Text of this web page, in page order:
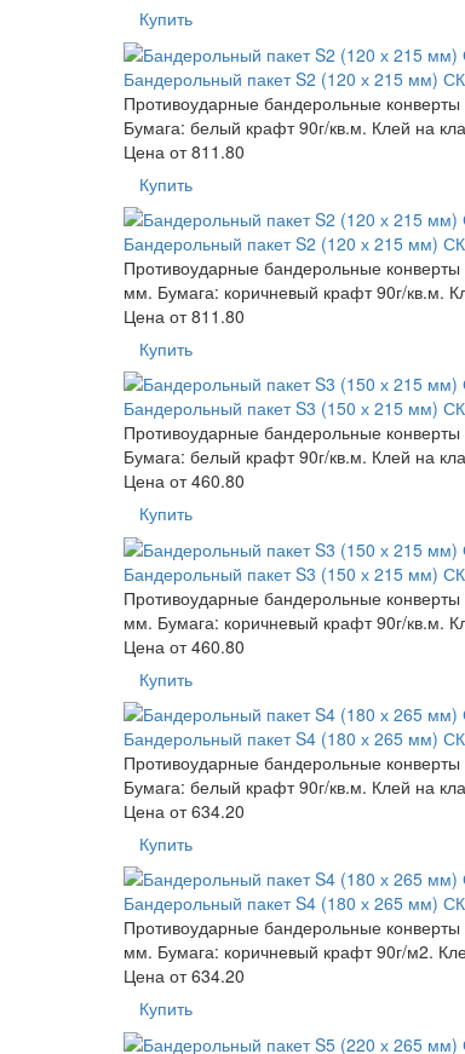
Купить
Бандерольный пакет S2 (120 х 215 мм)
Противоударные бандерольные
Бумага: белый крафт 90г/кв.м. Клей на
Цена от811.80
Купить
Бандерольный пакет S2 (120 х 215 мм)
Противоударные бандерольные
мм. Бумага: коричневый крафт 90г/кв.м.
Цена от811.80
Купить
Бандерольный пакет S3 (150 х 215 мм)
Противоударные бандерольные
Бумага: белый крафт 90г/кв.м. Клей на
Цена от460.80
Купить
Бандерольный пакет S3 (150 х 215 мм)
Противоударные бандерольные
мм. Бумага: коричневый крафт 90г/кв.м.
Цена от460.80
Купить
Бандерольный пакет S4 (180 х 265 мм)
Противоударные бандерольные
Бумага: белый крафт 90г/кв.м. Клей на
Цена от634.20
Купить
Бандерольный пакет S4 (180 х 265 мм)
Противоударные бандерольные
мм. Бумага: коричневый крафт 90г/м2.
Цена от634.20
Купить